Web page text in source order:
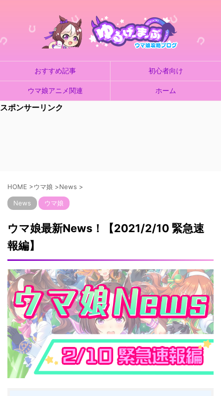
おすすめ記事 初心者向け
ウマ娘アニメ関連 ホーム
スポンサーリンク
HOME >ウマ娘 >News >
News ウマ娘
ウマ娘最新News！【2021/2/10 緊急速
報編】